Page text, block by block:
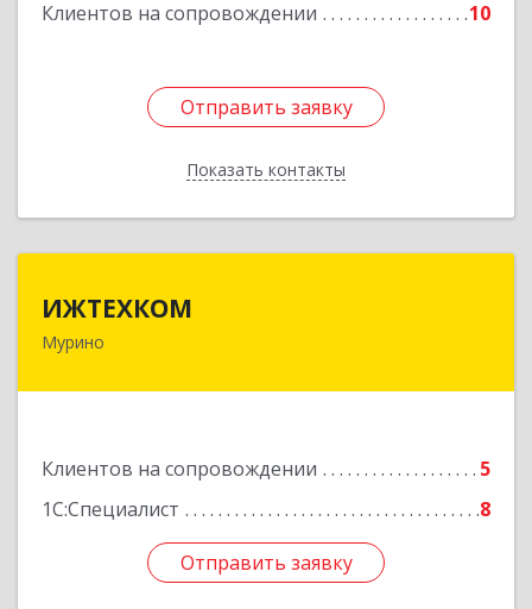
Клиентов на сопровождении 10
Отправить заявку
Показать контакты
Отправить заявку
Назад
ИЖТЕХКОМ
Мурино
Клиентов на сопровождении
5
1С:Специалист
8
Отправить заявку
188677, Ленинградская обл, Всеволожский р-н,
Отправить заявку